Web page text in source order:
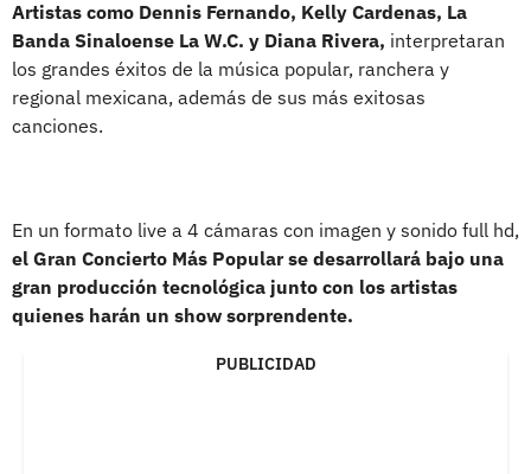
Artistas como Dennis Fernando, Kelly Cardenas, La
Banda Sinaloense La W.C. y Diana Rivera, interpretaran
los grandes éxitos de la música popular, ranchera y
regional mexicana, además de sus más exitosas
canciones.
En un formato live a 4 cámaras con imagen y sonido full hd,
el Gran Concierto Más Popular se desarrollará bajo una
gran producción tecnológica junto con los artistas
quienes harán un show sorprendente.
PUBLICIDAD